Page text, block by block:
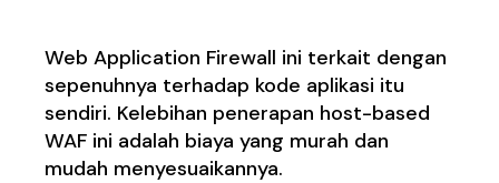
Web Application Firewall ini terkait dengan
sepenuhnya terhadap kode aplikasi itu
sendiri. Kelebihan penerapan host-based
WAF ini adalah biaya yang murah dan
mudah menyesuaikannya.